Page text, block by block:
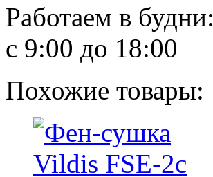
Работаем в будни:
с 9:00 до 18:00
Похожие товары: